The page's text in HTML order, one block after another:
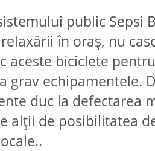
public
în oraș, nu
aceste biciclete
grav echipamentele.
duc la defectarea
alții de posibilitatea